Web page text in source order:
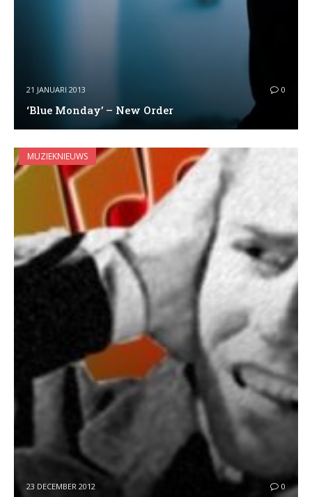
21 JANUARI 2013 0
‘Blue Monday’ – New Order
MUZIEKNIEUWS
23 DECEMBER 2012 0